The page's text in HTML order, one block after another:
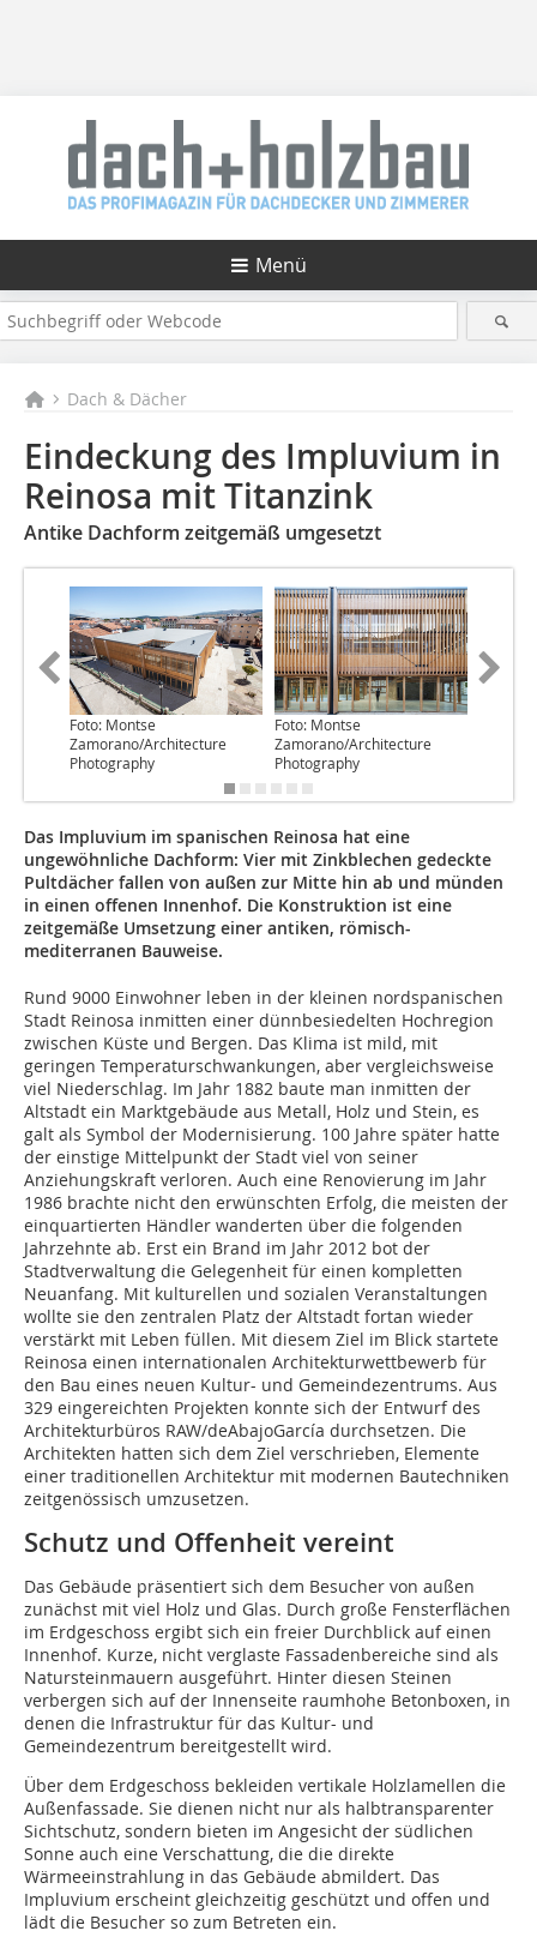
Menü
Dach & Dächer
Eindeckung des Impluvium in
Reinosa mit Titanzink
Antike Dachform zeitgemäß umgesetzt
Foto: Montse
Zamorano/Architecture
Photography
Foto: Montse
Zamorano/Architecture
Photography
Das Impluvium im spanischen Reinosa hat eine
ungewöhnliche Dachform: Vier mit Zinkblechen gedeckte
Pultdächer fallen von außen zur Mitte hin ab und münden
in einen offenen Innenhof. Die Konstruktion ist eine
zeitgemäße Umsetzung einer antiken, römisch-
mediterranen Bauweise.
Rund 9000 Einwohner leben in der kleinen nordspanischen
Stadt Reinosa inmitten einer dünnbesiedelten Hochregion
zwischen Küste und Bergen. Das Klima ist mild, mit
geringen Temperaturschwankungen, aber vergleichsweise
viel Niederschlag. Im Jahr 1882 baute man inmitten der
Altstadt ein Marktgebäude aus Metall, Holz und Stein, es
galt als Symbol der Modernisierung. 100 Jahre später hatte
der einstige Mittelpunkt der Stadt viel von seiner
Anziehungskraft verloren. Auch eine Renovierung im Jahr
1986 brachte nicht den erwünschten Erfolg, die meisten der
einquartierten Händler wanderten über die folgenden
Jahrzehnte ab. Erst ein Brand im Jahr 2012 bot der
Stadtverwaltung die Gelegenheit für einen kompletten
Neuanfang. Mit kulturellen und sozialen Veranstaltungen
wollte sie den zentralen Platz der Altstadt fortan wieder
verstärkt mit Leben füllen. Mit diesem Ziel im Blick startete
Reinosa einen internationalen Architekturwettbewerb für
den Bau eines neuen Kultur- und Gemeindezentrums. Aus
329 eingereichten Projekten konnte sich der Entwurf des
Architekturbüros RAW/deAbajoGarcía durchsetzen. Die
Architekten hatten sich dem Ziel verschrieben, Elemente
einer traditionellen Architektur mit modernen Bautechniken
zeitgenössisch umzusetzen.
Schutz und Offenheit vereint
Das Gebäude präsentiert sich dem Besucher von außen
zunächst mit viel Holz und Glas. Durch große Fensterflächen
im Erdgeschoss ergibt sich ein freier Durchblick auf einen
Innenhof. Kurze, nicht verglaste Fassadenbereiche sind als
Natursteinmauern ausgeführt. Hinter diesen Steinen
verbergen sich auf der Innenseite raumhohe Betonboxen, in
denen die Infrastruktur für das Kultur- und
Gemeindezentrum bereitgestellt wird.
Über dem Erdgeschoss bekleiden vertikale Holzlamellen die
Außenfassade. Sie dienen nicht nur als halbtransparenter
Sichtschutz, sondern bieten im Angesicht der südlichen
Sonne auch eine Verschattung, die die direkte
Wärmeeinstrahlung in das Gebäude abmildert. Das
Impluvium erscheint gleichzeitig geschützt und offen und
lädt die Besucher so zum Betreten ein.